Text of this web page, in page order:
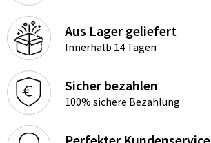
Aus Lager geliefert
Innerhalb 14 Tagen
Sicher bezahlen
100% sichere Bezahlung